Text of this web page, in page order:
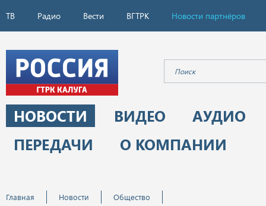
ТВ Радио Вести ВГТРК Новости партнёров
НОВОСТИ ВИДЕО
АУДИО
ПЕРЕДАЧИ
О КОМПАНИИ
Главная Новости
Общество